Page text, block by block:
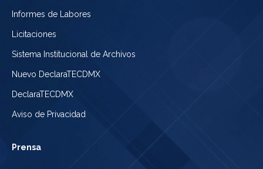
Informes de Labores
Licitaciones
Sistema Institucional de Archivos
Nuevo DeclaraTECDMX
DeclaraTECDMX
Aviso de Privacidad
Prensa